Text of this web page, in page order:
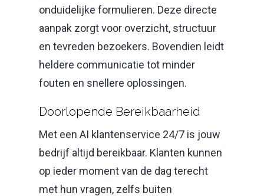
onduidelijke formulieren. Deze directe
aanpak zorgt voor overzicht, structuur
en tevreden bezoekers. Bovendien leidt
heldere communicatie tot minder
fouten en snellere oplossingen.
Doorlopende Bereikbaarheid
Met een AI klantenservice 24/7 is jouw
bedrijf altijd bereikbaar. Klanten kunnen
op ieder moment van de dag terecht
met hun vragen, zelfs buiten